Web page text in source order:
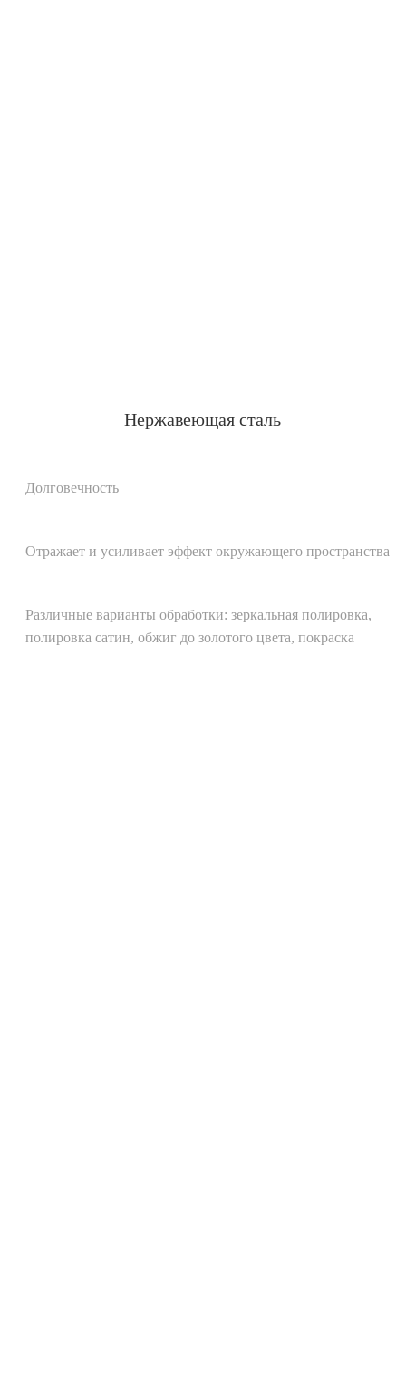
Нержавеющая сталь
Долговечность
Отражает и усиливает эффект окружающего пространства
Различные варианты обработки: зеркальная полировка,
полировка сатин, обжиг до золотого цвета, покраска